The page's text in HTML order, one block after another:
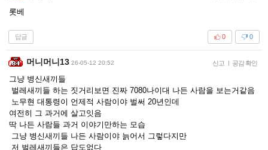
롯베
답글 0
0
머니머니13 26-05-12 20:52 신고 | 공감 확인
그냥 병신새끼들
벌레새끼들 하는 짓거리보면 진짜 7080나이대 나든 사람을 보는거같음
노무현 대통령이 언제적 사람이야 벌써 20년인데
여전히 그 과거에 살고잇음
딱 나든 사람들 과거 이야기만하는 모습
그냥 병신새끼들 나든 사람이야 늙어서 그렇다지만
저 벌레새끼들은 답도없다